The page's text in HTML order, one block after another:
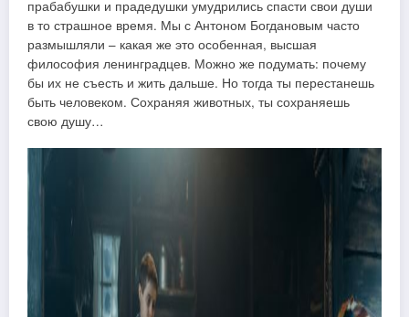
прабабушки и прадедушки умудрились спасти свои души
в то страшное время. Мы с Антоном Богдановым часто
размышляли – какая же это особенная, высшая
философия ленинградцев. Можно же подумать: почему
бы их не съесть и жить дальше. Но тогда ты перестанешь
быть человеком. Сохраняя животных, ты сохраняешь
свою душу…